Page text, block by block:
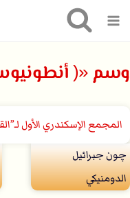
وسم «(
المجمع الإسكندري الأول
چون جبرائيل
الدومنيكي